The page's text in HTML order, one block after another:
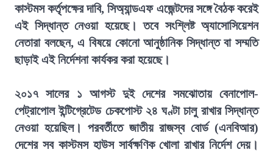
কাস্টমস কর্তৃপক্ষের দাবি, সিঅ্যান্ডএফ এজেন্টদের সঙ্গে বৈঠক করেই
এই সিদ্ধান্ত নেওয়া হয়েছে। তবে সংশ্লিষ্ট অ্যাসোসিয়েশন
নেতারা বলছেন, এ বিষয়ে কোনো আনুষ্ঠানিক সিদ্ধান্ত বা সম্মতি
ছাড়াই এই নির্দেশনা কার্যকর করা হয়েছে।
২০১৭ সালের ১ আগস্ট দুই দেশের সমঝোতায় বেনাপোল-
পেট্রাপোল ইন্টিগ্রেটেড চেকপোস্ট ২৪ ঘণ্টা চালু রাখার সিদ্ধান্ত
নেওয়া হয়েছিল। পরবর্তীতে জাতীয় রাজস্ব বোর্ড (এনবিআর)
দেশের সব কাস্টমস হাউস সার্বক্ষণিক খোলা রাখার নির্দেশ দেয়।